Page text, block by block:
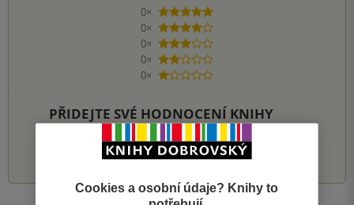
0×
5 hvězdiček
0×
4 hvězdičky
0×
3 hvězdičky
0×
2 hvězdičky
0×
1 hvezdička
PŘIDEJTE SVÉ HODNOCENÍ KNIHY
1 2 3 4 5
Cookies a osobní údaje? Knihy to